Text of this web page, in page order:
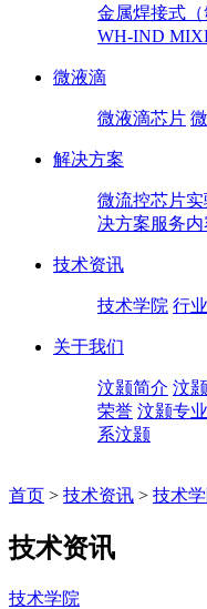
金属焊接式（
WH-IND
微液滴
微液滴芯片
解决方案
微流控芯片
决方案服务内
技术资讯
技术学院 行
关于我们
汶颢简介 汶
荣誉 汶颢专
系汶颢
首页 > 技术资讯 > 技术
技术资讯
技术学院